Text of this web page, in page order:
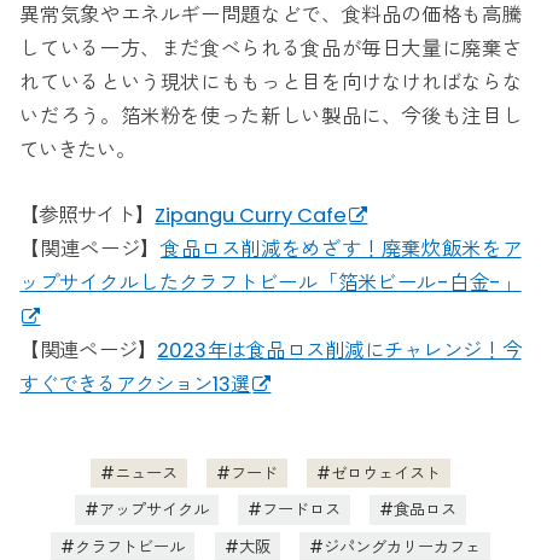
異常気象やエネルギー問題などで、食料品の価格も高騰
している一方、まだ食べられる食品が毎日大量に廃棄さ
れているという現状にももっと目を向けなければならな
いだろう。箔米粉を使った新しい製品に、今後も注目し
ていきたい。
【参照サイト】 Zipangu Curry Cafe
【関連ページ】食品ロス削減をめざす！廃棄炊飯米をア
ップサイクルしたクラフトビール「箔米ビール-白金-」
【関連ページ】 2023年は食品ロス削減にチャレンジ！今
すぐできるアクション13選
ニュース フード
ゼロウェイスト
アップサイクル
フードロス
食品ロス
クラフトビール
大阪
ジパングカリーカフェ